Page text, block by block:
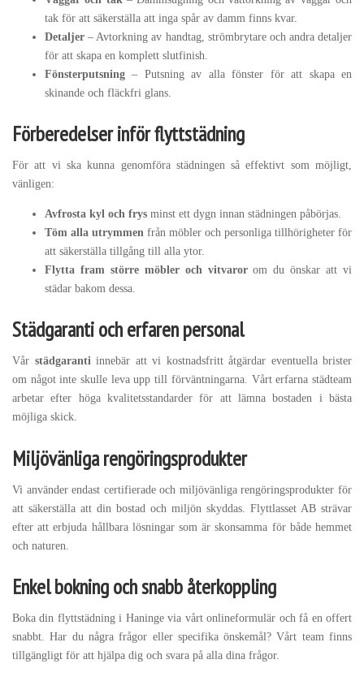
tak för att säkerställa att inga spår av damm finns kvar.
Detaljer – Avtorkning av handtag, strömbrytare och andra detaljer
för att skapa en komplett slutfinish.
Fönsterputsning – Putsning av alla fönster för att skapa en
skinande och fläckfri glans.
Förberedelser inför flyttstädning
För att vi ska kunna genomföra städningen så effektivt som möjligt,
vänligen:
Avfrosta kyl och frys minst ett dygn innan städningen påbörjas.
Töm alla utrymmen från möbler och personliga tillhörigheter för
att säkerställa tillgång till alla ytor.
Flytta fram större möbler och vitvarorom du önskar att vi
städar bakom dessa.
Städgaranti och erfaren personal
Vår städgarantiinnebär att vi kostnadsfritt åtgärdar eventuella brister
om något inte skulle leva upp till förväntningarna. Vårt erfarna städteam
arbetar efter höga kvalitetsstandarder för att lämna bostaden i bästa
möjliga skick.
Miljövänliga rengöringsprodukter
Vi använder endast certifierade och miljövänliga rengöringsprodukter för
att säkerställa att din bostad och miljön skyddas. Flyttlasset AB strävar
efter att erbjuda hållbara lösningar som är skonsamma för både hemmet
och naturen.
Enkel bokning och snabb återkoppling
Boka din flyttstädning i Haninge via vårt onlineformulär och få en offert
snabbt. Har du några frågor eller specifika önskemål? Vårt team finns
tillgängligt för att hjälpa dig och svara på alla dina frågor.